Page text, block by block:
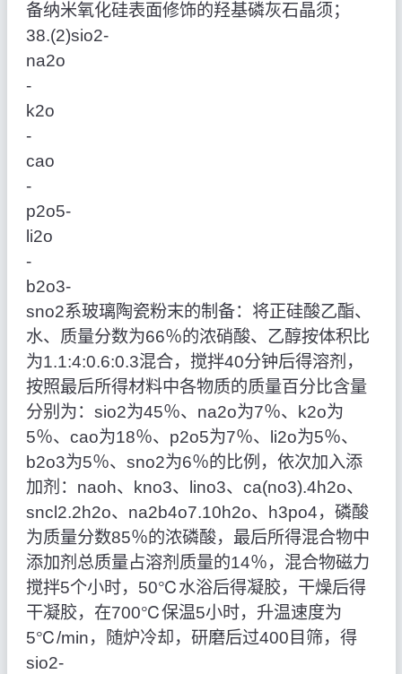
备纳米氧化硅表面修饰的羟基磷灰石晶须；
38.(2)sio2‑
na2o
‑
k2o
‑
cao
‑
p2o5‑
li2o
‑
b2o3‑
sno2系玻璃陶瓷粉末的制备：将正硅酸乙酯、
水、质量分数为66％的浓硝酸、乙醇按体积比
为1.1:4:0.6:0.3混合，搅拌40分钟后得溶剂，
按照最后所得材料中各物质的质量百分比含量
分别为：sio2为45％、na2o为7％、k2o为
5％、cao为18％、p2o5为7％、li2o为5％、
b2o3为5％、sno2为6％的比例，依次加入添
加剂：naoh、kno3、lino3、ca(no3).4h2o、
sncl2.2h2o、na2b4o7.10h2o、h3po4，磷酸
为质量分数85％的浓磷酸，最后所得混合物中
添加剂总质量占溶剂质量的14％，混合物磁力
搅拌5个小时，50℃水浴后得凝胶，干燥后得
干凝胶，在700℃保温5小时，升温速度为
5℃/min，随炉冷却，研磨后过400目筛，得
sio2‑